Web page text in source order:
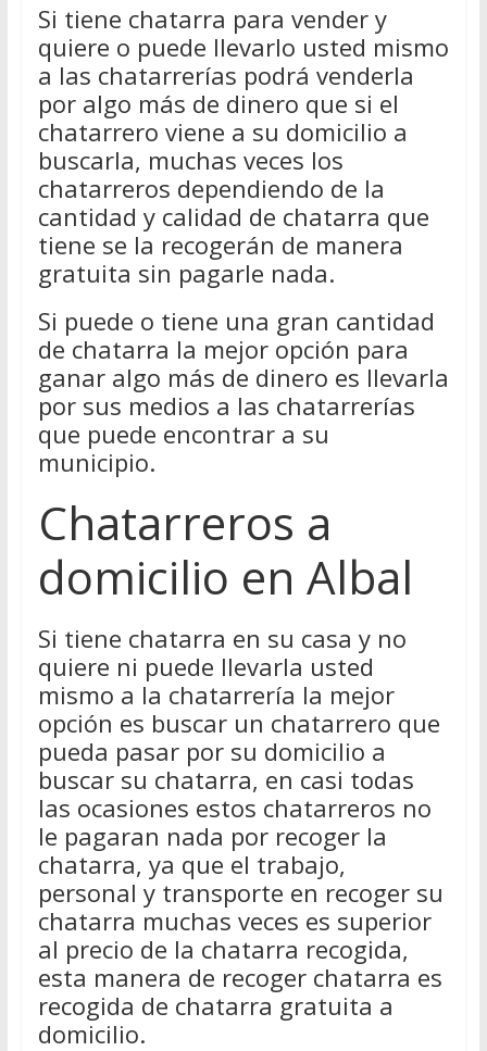
Si tiene chatarra para vender y
quiere o puede llevarlo usted mismo
a las chatarrerías podrá venderla
por algo más de dinero que si el
chatarrero viene a su domicilio a
buscarla, muchas veces los
chatarreros dependiendo de la
cantidad y calidad de chatarra que
tiene se la recogerán de manera
gratuita sin pagarle nada.
Si puede o tiene una gran cantidad
de chatarra la mejor opción para
ganar algo más de dinero es llevarla
por sus medios a las chatarrerías
que puede encontrar a su
municipio.
Chatarreros a
domicilio en Albal
Si tiene chatarra en su casa y no
quiere ni puede llevarla usted
mismo a la chatarrería la mejor
opción es buscar un chatarrero que
pueda pasar por su domicilio a
buscar su chatarra, en casi todas
las ocasiones estos chatarreros no
le pagaran nada por recoger la
chatarra, ya que el trabajo,
personal y transporte en recoger su
chatarra muchas veces es superior
al precio de la chatarra recogida,
esta manera de recoger chatarra es
recogida de chatarra gratuita a
domicilio.